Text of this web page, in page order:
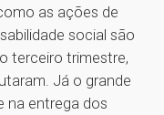
as ações de
social são
terceiro trimestre,
Já o grande
na entrega dos